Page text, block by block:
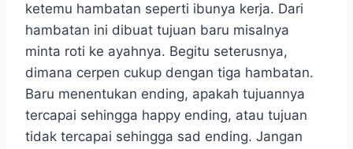
ketemu hambatan seperti ibunya kerja. Dari
hambatan ini dibuat tujuan baru misalnya
minta roti ke ayahnya. Begitu seterusnya,
dimana cerpen cukup dengan tiga hambatan.
Baru menentukan ending, apakah tujuannya
tercapai sehingga happy ending, atau tujuan
tidak tercapai sehingga sad ending. Jangan